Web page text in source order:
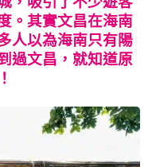
。其實文昌在海南
人以為海南只有陽
過文昌，就知道原